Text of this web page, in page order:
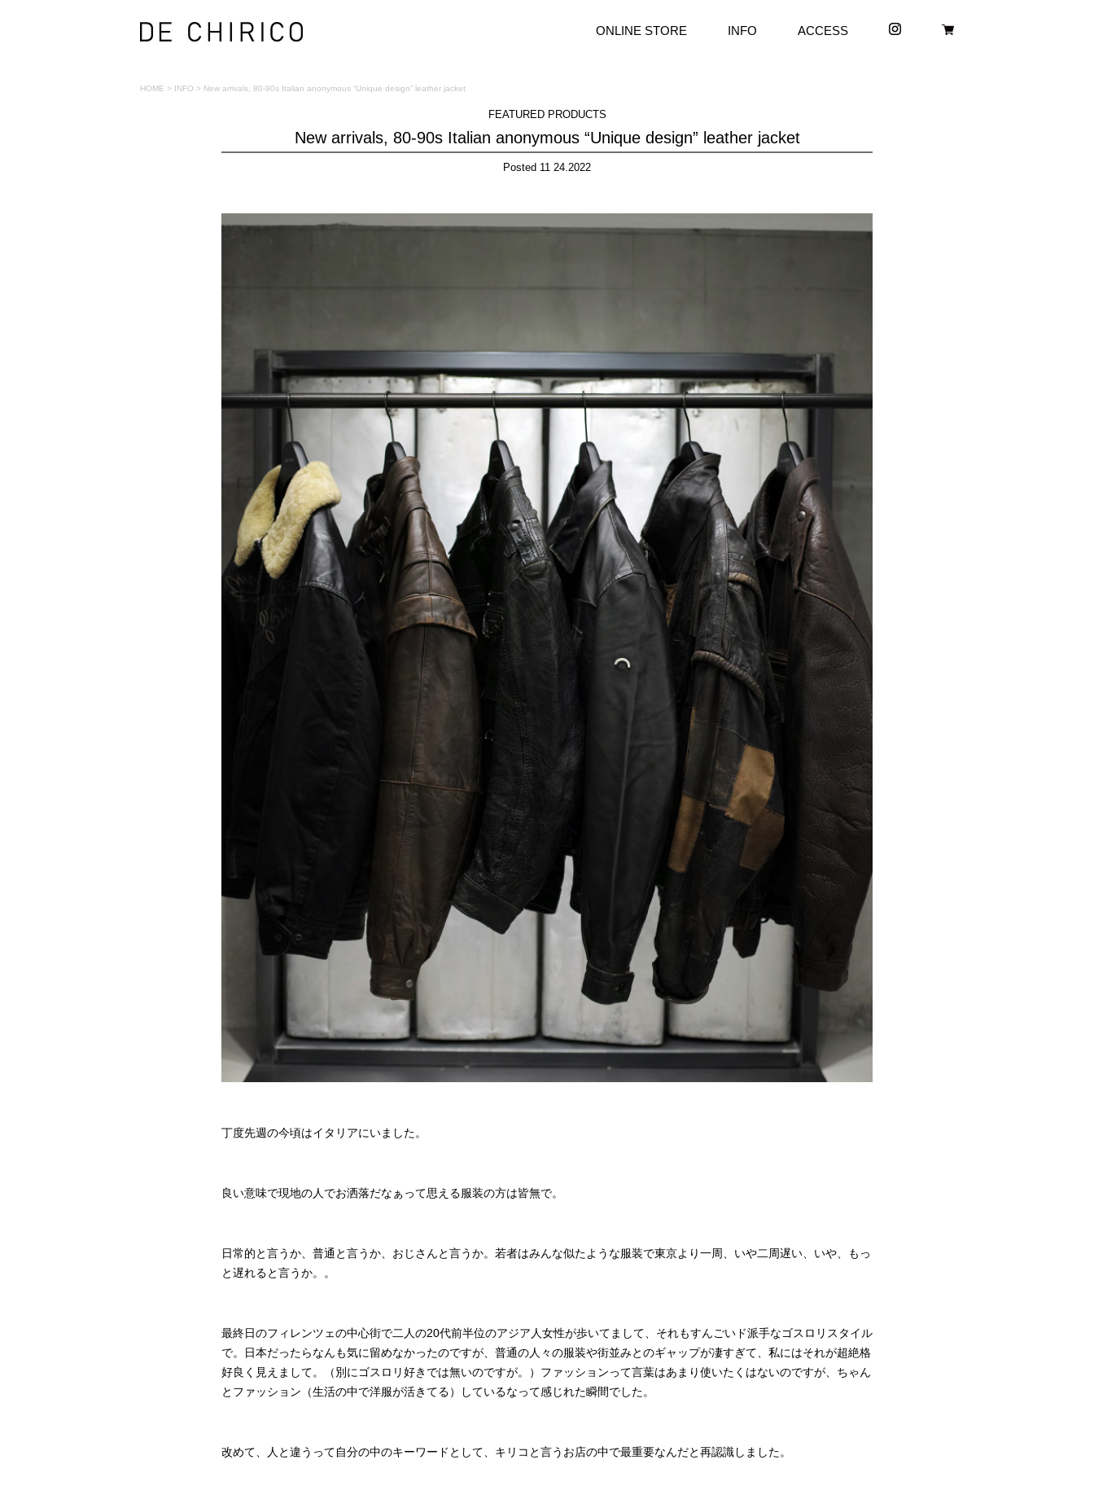
ONLINE STORE INFO ACCESS
HOME > INFO > New arrivals, 80-90s Italian anonymous “Unique design” leather jacket
FEATURED PRODUCTS
New arrivals, 80-90s Italian anonymous “Unique design” leather jacket
Posted 11 24.2022
丁度先週の今頃はイタリアにいました。
良い意味で現地の人でお洒落だなぁって思える服装の方は皆無で。
日常的と言うか、普通と言うか、おじさんと言うか。若者はみんな似たような服装で東京より一周、いや二周遅い、いや、もっ
と遅れると言うか。。
最終日のフィレンツェの中心街で二人の20代前半位のアジア人女性が歩いてまして、それもすんごいド派手なゴスロリスタイル
で。日本だったらなんも気に留めなかったのですが、普通の人々の服装や街並みとのギャップが凄すぎて、私にはそれが超絶格
好良く見えまして。（別にゴスロリ好きでは無いのですが。）ファッションって言葉はあまり使いたくはないのですが、ちゃん
とファッション（生活の中で洋服が活きてる）しているなって感じれた瞬間でした。
改めて、人と違うって自分の中のキーワードとして、キリコと言うお店の中で最重要なんだと再認識しました。